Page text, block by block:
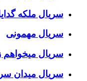
سریال ملکه
سریال مهمونی
سریال میخواهم
سریال میدان